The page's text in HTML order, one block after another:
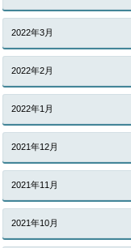
2022年3月
2022年2月
2022年1月
2021年12月
2021年11月
2021年10月